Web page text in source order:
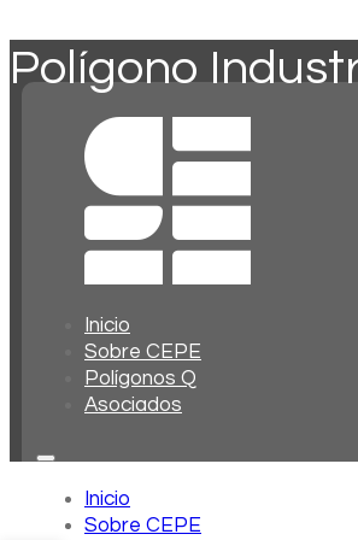
Inicio
Sobre CEPE
Polígonos Q
Asociados
Inicio
Sobre CEPE
Polígono